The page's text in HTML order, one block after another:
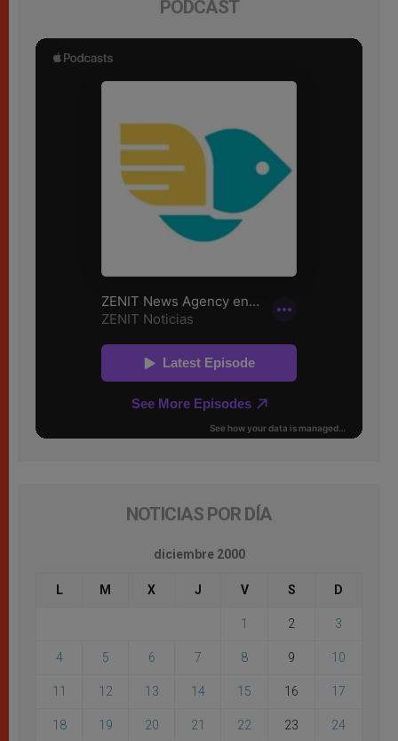
PODCAST
NOTICIAS POR DÍA
diciembre 2000
L M X J V S D
1 2 3
4 5 6 7 8 9 10
11 12 13 14 15 16 17
18 19 20 21 22 23 24